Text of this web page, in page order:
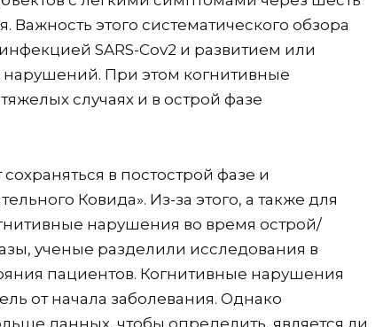
Важность этого систематического обзора
SARS-Cov2 и развитием или
При этом когнитивные
случаях и в острой фазе
в постострой фазе и
Ковида». Из-за этого, а также для
нарушения во время острой/
ученые разделили исследования в
пациентов. Когнитивные нарушения
от начала заболевания. Однако